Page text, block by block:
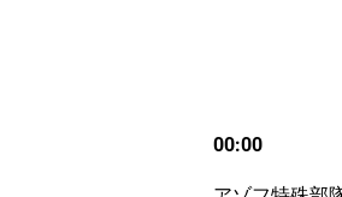
00:00